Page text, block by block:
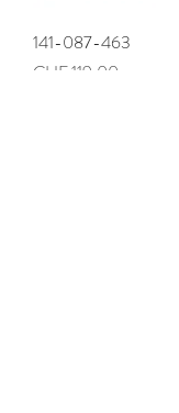
141-087-463
Preis
CHF 119.00